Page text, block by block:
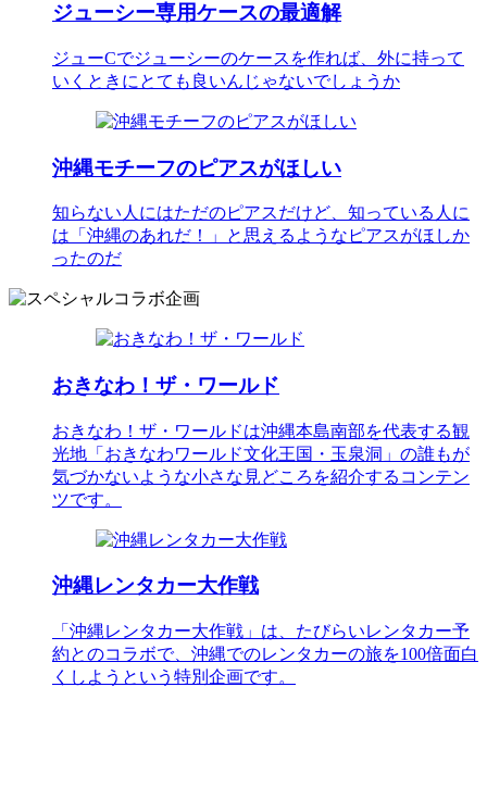
ジューシー専用ケースの最適解
ジューCでジューシーのケースを作れば、外に持って
いくときにとても良いんじゃないでしょうか
沖縄モチーフのピアスがほしい
知らない人にはただのピアスだけど、知っている人に
は「沖縄のあれだ！」と思えるようなピアスがほしか
ったのだ
おきなわ！ザ・ワールド
おきなわ！ザ・ワールドは沖縄本島南部を代表する観
光地「おきなわワールド文化王国・玉泉洞」の誰もが
気づかないような小さな見どころを紹介するコンテン
ツです。
沖縄レンタカー大作戦
「沖縄レンタカー大作戦」は、たびらいレンタカー予
約とのコラボで、沖縄でのレンタカーの旅を100倍面白
くしようという特別企画です。